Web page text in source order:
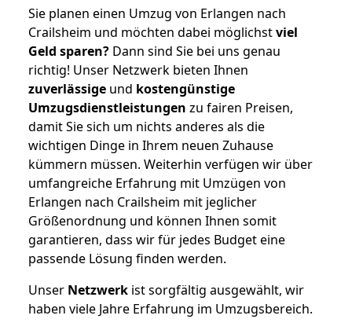
Sie planen einen Umzug von Erlangen nach
Crailsheim und möchten dabei möglichstviel
Geld sparen? Dann sind Sie bei uns genau
richtig! Unser Netzwerk bieten Ihnen
zuverlässige und kostengünstige
Umzugsdienstleistungen zu fairen Preisen,
damit Sie sich um nichts anderes als die
wichtigen Dinge in Ihrem neuen Zuhause
kümmern müssen. Weiterhin verfügen wir über
umfangreiche Erfahrung mit Umzügen von
Erlangen nach Crailsheim mit jeglicher
Größenordnung und können Ihnen somit
garantieren, dass wir für jedes Budget eine
passende Lösung finden werden.
Unser Netzwerk ist sorgfältig ausgewählt, wir
haben viele Jahre Erfahrung im Umzugsbereich.